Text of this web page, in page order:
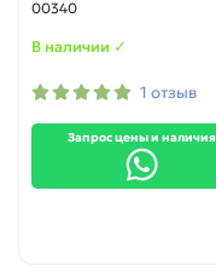
00340
В наличии ✓
1 отзыв
Запрос цены и наличия